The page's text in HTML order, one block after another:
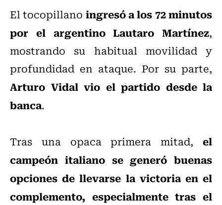
El tocopillano ingresó a los 72 minutos
por el argentino Lautaro Martínez,
mostrando su habitual movilidad y
profundidad en ataque. Por su parte,
Arturo Vidal vio el partido desde la
banca.
Tras una opaca primera mitad, el
campeón italiano se generó buenas
opciones de llevarse la victoria en el
complemento, especialmente tras el